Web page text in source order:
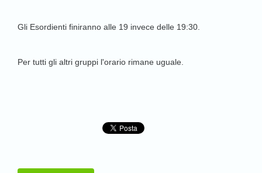
Gli Esordienti finiranno alle 19 invece delle 19:30.
Per tutti gli altri gruppi l'orario rimane uguale.